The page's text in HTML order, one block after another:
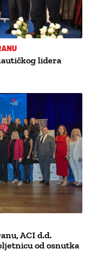
lidera
ACI d.d.
od osnutka